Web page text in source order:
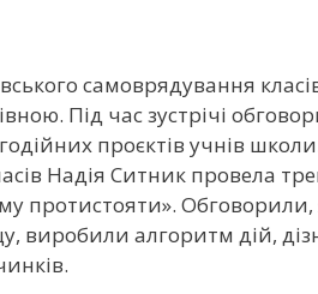
самоврядування
Під час зустрічі
проєктів учнів
Надія Ситник провела
протистояти». Обговорили,
виробили алгоритм дій,